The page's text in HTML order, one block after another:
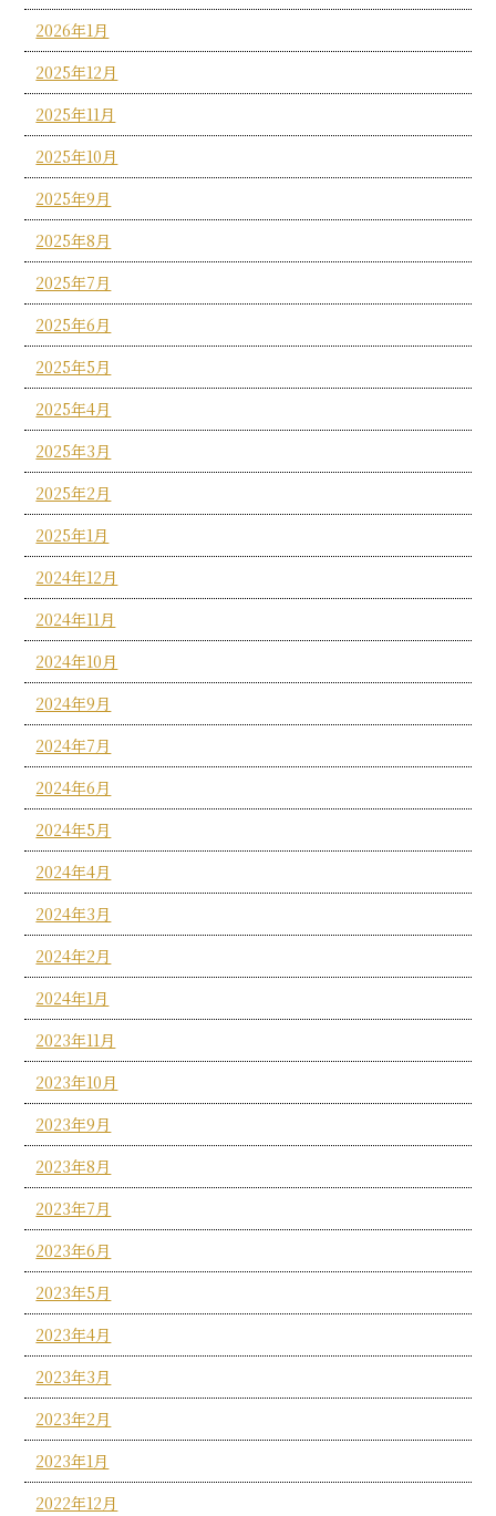
2026年1月
2025年12月
2025年11月
2025年10月
2025年9月
2025年8月
2025年7月
2025年6月
2025年5月
2025年4月
2025年3月
2025年2月
2025年1月
2024年12月
2024年11月
2024年10月
2024年9月
2024年7月
2024年6月
2024年5月
2024年4月
2024年3月
2024年2月
2024年1月
2023年11月
2023年10月
2023年9月
2023年8月
2023年7月
2023年6月
2023年5月
2023年4月
2023年3月
2023年2月
2023年1月
2022年12月